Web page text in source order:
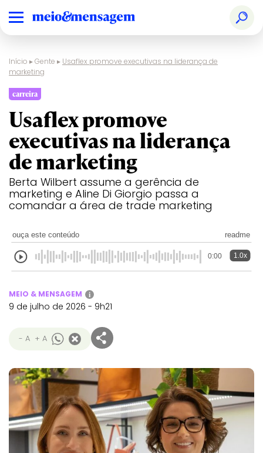
Início ▸Gente ▸ Usaflex promove executivas na liderança de
marketing
carreira
Usaflex promove
executivas na liderança
de marketing
Berta Wilbert assume a gerência de
marketing e Aline Di Giorgio passa a
comandar a área de trade marketing
ouça este conteúdo readme
0:00 1.0x
MEIO & MENSAGEM i
9 de julho de 2026 - 9h21
- A + A